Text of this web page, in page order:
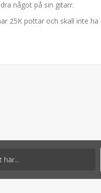
något på sin gitarr.
25K pottar och skall inte